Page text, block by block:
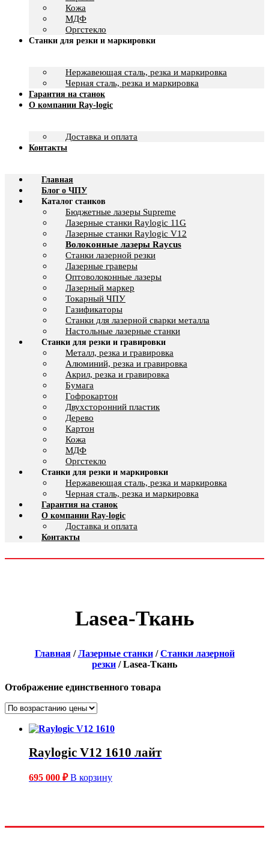
Кожа
МДФ
Оргстекло
Станки для резки и маркировки
Нержавеющая сталь, резка и маркировка
Черная сталь, резка и маркировка
Гарантия на станок
О компании Ray-logic
Доставка и оплата
Контакты
Главная
Блог о ЧПУ
Каталог станков
Бюджетные лазеры Supreme
Лазерные станки Raylogic 11G
Лазерные станки Raylogic V12
Волоконные лазеры Raycus
Станки лазерной резки
Лазерные граверы
Оптоволоконные лазеры
Лазерный маркер
Токарный ЧПУ
Газификаторы
Cтанки для лазерной сварки металла
Настольные лазерные станки
Станки для резки и гравировки
Металл, резка и гравировка
Алюминий, резка и гравировка
Акрил, резка и гравировка
Бумага
Гофрокартон
Двухсторонний пластик
Дерево
Картон
Кожа
МДФ
Оргстекло
Станки для резки и маркировки
Нержавеющая сталь, резка и маркировка
Черная сталь, резка и маркировка
Гарантия на станок
О компании Ray-logic
Доставка и оплата
Контакты
Lasea-Ткань
Главная/Лазерные станки/Станки лазерной
резки / Lasea-Ткань
Отображение единственного товара
Raylogic V12 1610 лайт
695 000 ₽ В корзину